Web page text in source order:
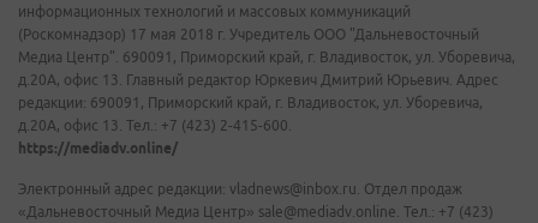
информационных технологий и массовых коммуникаций
(Роскомнадзор) 17 мая 2018 г. Учредитель ООО "Дальневосточный
Медиа Центр". 690091, Приморский край, г. Владивосток, ул. Уборевича,
д.20А, офис 13. Главный редактор Юркевич Дмитрий Юрьевич. Адрес
редакции: 690091, Приморский край, г. Владивосток, ул. Уборевича,
д.20А, офис 13. Тел.: +7 (423) 2-415-600.
https://mediadv.online/
Электронный адрес редакции: vladnews@inbox.ru. Отдел продаж
«Дальневосточный Медиа Центр» sale@mediadv.online. Тел.: +7 (423)